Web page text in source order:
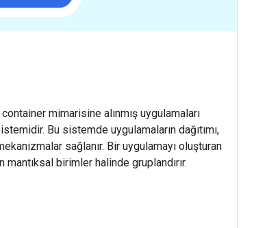
mimarisine alınmış uygulamaları
Bu sistemde uygulamaların dağıtımı,
sağlanır. Bir uygulamayı oluşturan
birimler halinde gruplandırır.